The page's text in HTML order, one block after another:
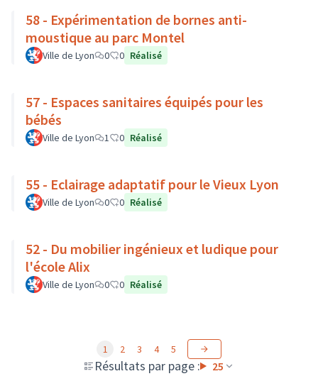
58 - Expérimentation de bornes anti-
moustique au parc Montel
Ville de Lyon 0 0 Réalisé
57 - Espaces sanitaires équipés pour les
bébés
Ville de Lyon 1 0 Réalisé
55 - Eclairage adaptatif pour le Vieux Lyon
Ville de Lyon 0 0 Réalisé
52 - Du mobilier ingénieux et ludique pour
l'école Alix
Ville de Lyon 0 0 Réalisé
Résultats par page : 25
1 2 3 4 5